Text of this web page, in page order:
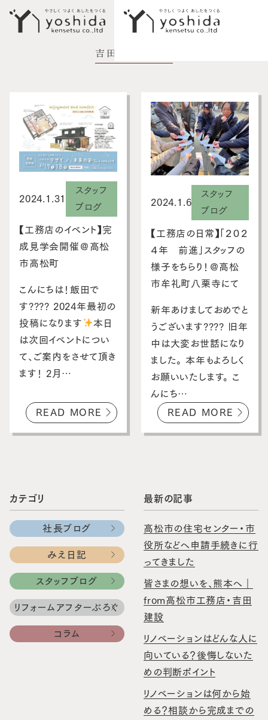
イベント情報
5つのこだわり
施工事例
新築住宅
性能向上リノベーション
モデルハウス
スタッフブログ
お客さまの声
お問い合わせ・資料請求
採用情報
吉田建設ブログ
カテゴリ
社長ブログ
みえ日記
スタッフブログ
リフォームアフターぶろぐ
コラム
最新の記事
高松市の住宅センター・市
役所などへ申請手続きに行
ってきました
皆さまの想いを、熊本へ｜
from高松市工務店・吉田
建設
リノベーションはどんな人に
向いている？後悔しないた
めの判断ポイント
リノベーションは何から始
める？相談から完成までの
2024.1.31
スタッフ
ブログ
【工務店のイベント】完
成見学会開催＠高松
市高松町
こんにちは！飯田で
す???? 2024年最初の
投稿になります
本日
は次回イベントについ
て、ご案内をさせて頂き
ます！ 2月…
READ MORE
2024.1.6
スタッフ
ブログ
【工務店の日常】「２０２
４年 前進」スタッフの
様子をちらり！＠高松
市牟礼町八栗寺にて
新年あけましておめでと
うございます???? 旧年
中は大変お世話になり
ました。 本年もよろしく
お願いいたします。 こ
んにち…
READ MORE